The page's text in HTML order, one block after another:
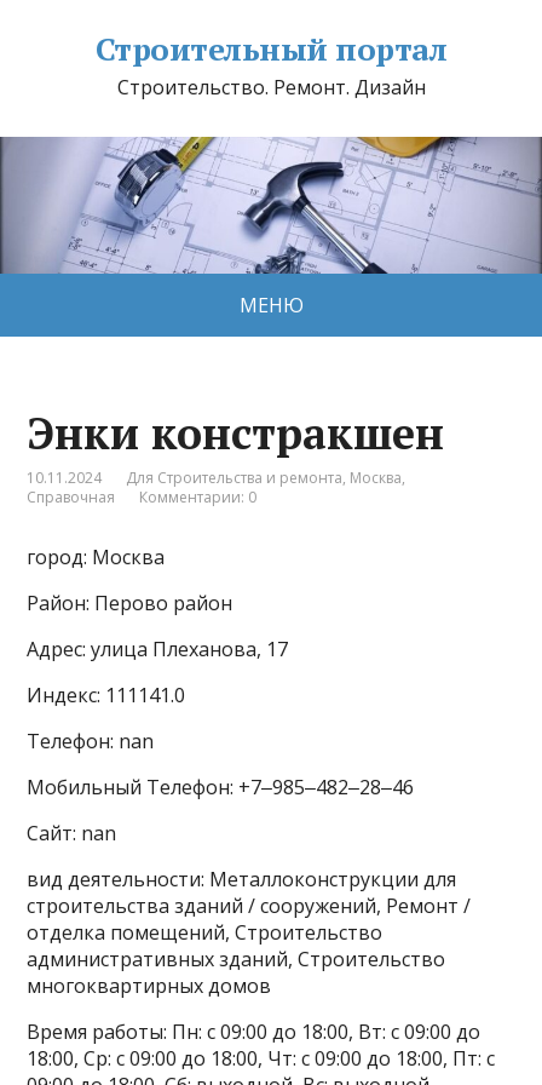
Строительный портал
Строительство. Ремонт. Дизайн
МЕНЮ
Энки констракшен
10.11.2024 Для Строительства и ремонта, Москва,
Справочная
Комментарии: 0
город: Москва
Район: Перово район
Адрес: улица Плеханова, 17
Индекс: 111141.0
Телефон: nan
Мобильный Телефон: +7‒985‒482‒28‒46
Сайт: nan
вид деятельности: Металлоконструкции для
строительства зданий / сооружений, Ремонт /
отделка помещений, Строительство
административных зданий, Строительство
многоквартирных домов
Время работы: Пн: с 09:00 до 18:00, Вт: с 09:00 до
18:00, Ср: с 09:00 до 18:00, Чт: с 09:00 до 18:00, Пт: с